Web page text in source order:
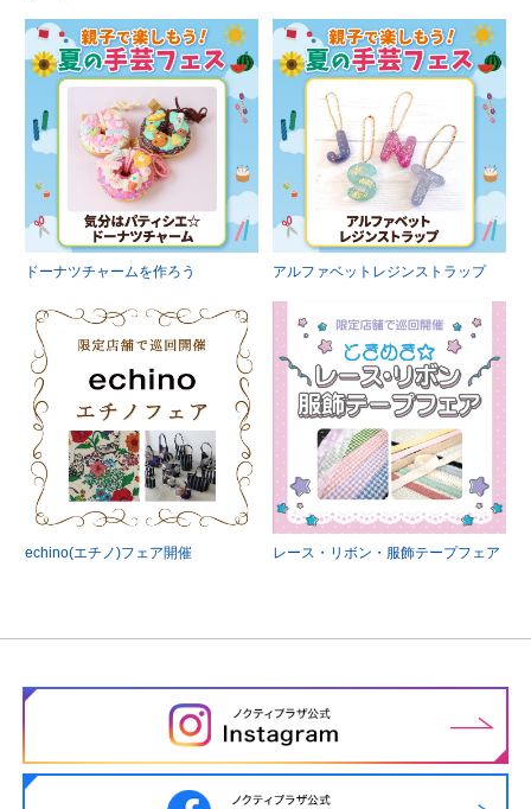
ドーナツチャームを作ろう アルファベットレジンストラップ
echino(エチノ)フェア開催 レース・リボン・服飾テープフェア